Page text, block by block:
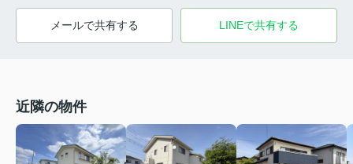
メールで共有する LINEで共有する
近隣の物件